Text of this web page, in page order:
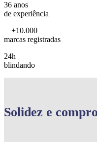
36 anos
de experiência
+10.000
marcas registradas
24h
blindando
Solidez e